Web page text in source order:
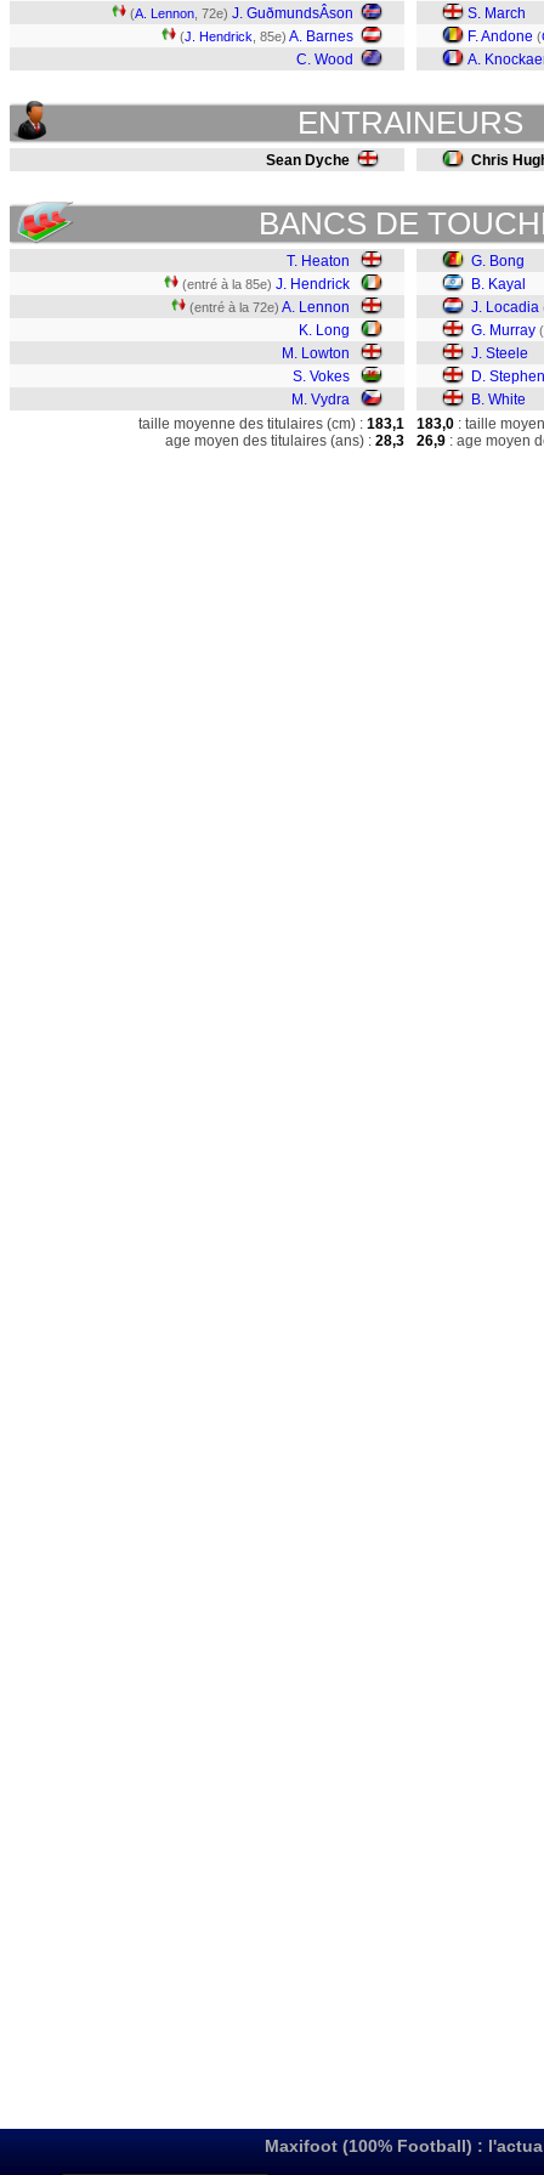
(A. Lennon , 72e) J. GuðmundsÂ­son
(J. Hendrick , 85e) A. Barnes
C. Wood
S. March
F. Andone (
A.
ENTRAINEURS
Sean Dyche Chris
BANCS DE
T. Heaton
(entré à la 85e) J. Hendrick
(entré à la 72e) A. Lennon
K. Long
M. Lowton
S. Vokes
M. Vydra
G. Bong
B. Kayal
J. Locadia
G. Murray
J. Steele
D.
B. White
taille moyenne des titulaires (cm) : 183,1
age moyen des titulaires (ans) : 28,3
183,0 : taille
26,9 : age moyen
Maxifoot (100% Football) :